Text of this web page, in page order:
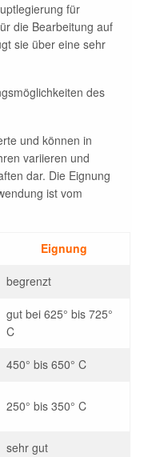
für
die Bearbeitung auf
sie über eine sehr
des
und können in
variieren und
dar. Die Eignung
ist vom
Eignung
begrenzt
gut bei 625° bis 725°
C
450° bis 650° C
250° bis 350° C
sehr gut